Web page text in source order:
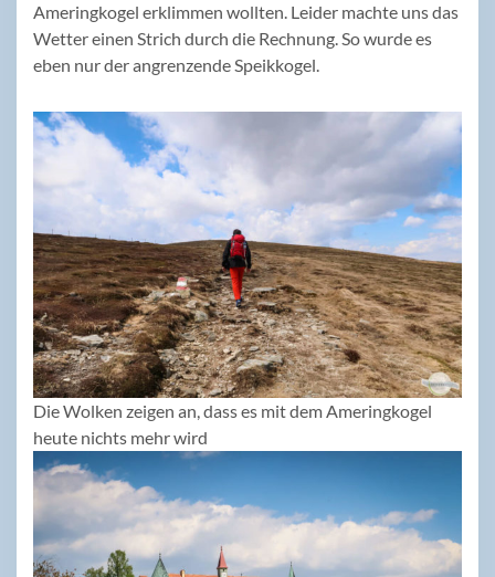
Ameringkogel erklimmen wollten. Leider machte uns das
Wetter einen Strich durch die Rechnung. So wurde es
eben nur der angrenzende Speikkogel.
Die Wolken zeigen an, dass es mit dem Ameringkogel
heute nichts mehr wird